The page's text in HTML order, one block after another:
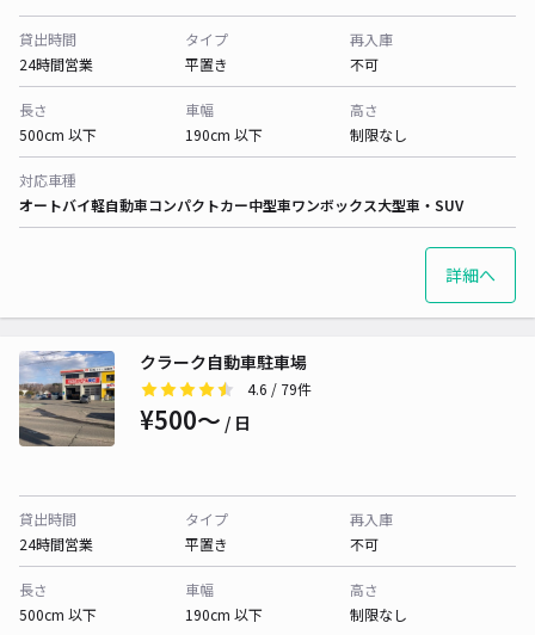
貸出時間
24時間営業
タイプ
平置き
再入庫
不可
長さ
500cm 以下
車幅
190cm 以下
高さ
制限なし
対応車種
オートバイ軽自動車コンパクトカー中型車ワンボックス大型車・SUV
詳細へ
クラーク自動車駐車場
4.6 / 79件
¥500〜 / 日
貸出時間
24時間営業
タイプ
平置き
再入庫
不可
長さ
500cm 以下
車幅
190cm 以下
高さ
制限なし